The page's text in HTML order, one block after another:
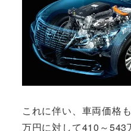
これに伴い、車両価格
万円に対して410～